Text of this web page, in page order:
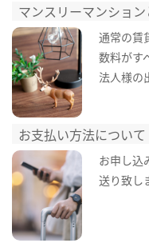
マンスリーマンション
通常の賃
数料がす
法人様の
お支払い方法について
お申し込
送り致し